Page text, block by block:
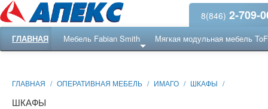
8(846) 2-709-
ГЛАВНАЯ Мебель Fabian Smith Мягкая модульная мебель
ГЛАВНАЯ / ОПЕРАТИВНАЯ МЕБЕЛЬ / ИМАГО / ШКАФЫ /
ШКАФЫ